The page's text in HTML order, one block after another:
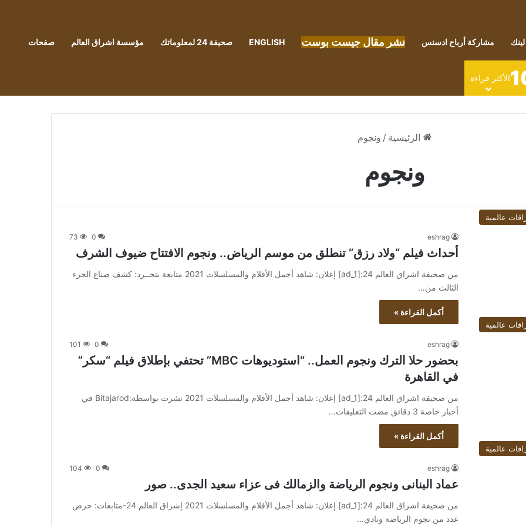
مشاركة أرباح ادسنس نشر مقال جيست بوست ENGLISH صحيفة 24 لمعلوماتك مؤسسة اشراق العالم صفحات
الأكثر قراءة
الرئيسية / ونجوم
ونجوم
عالمية
eshrag
0
73
أحداث فيلم “ولاد رزق” تنطلق من موسم الرياض.. ونجوم الافتتاح ضيوف الشرف
من صحيفة اشراق العالم 24:[ad_1] إعلان: شاهد أجمل الأفلام والمسلسلات 2021 متابعة بتجــرد: كشف صناع الجزء
الثالث من…
أكمل القراءة »
عالمية
eshrag
0
101
بحضور حلا الترك ونجوم العمل.. “استوديوهات MBC” تحتفي بإطلاق فيلم “سكر”
في القاهرة
من صحيفة اشراق العالم 24:[ad_1] إعلان: شاهد أجمل الأفلام والمسلسلات 2021 نشرت بواسطة:Bitajarod في
أخبار خاصة 3 دقائق مضت التعليقات…
أكمل القراءة »
عالمية
eshrag
0
104
عماد البنانى ونجوم الرياضة والزمالك فى عزاء سعيد الجدى.. صور
من صحيفة اشراق العالم 24:[ad_1] إعلان: شاهد أجمل الأفلام والمسلسلات 2021 إشراق العالم 24-متابعات: حرص
عدد من نجوم الرياضة ونادي…